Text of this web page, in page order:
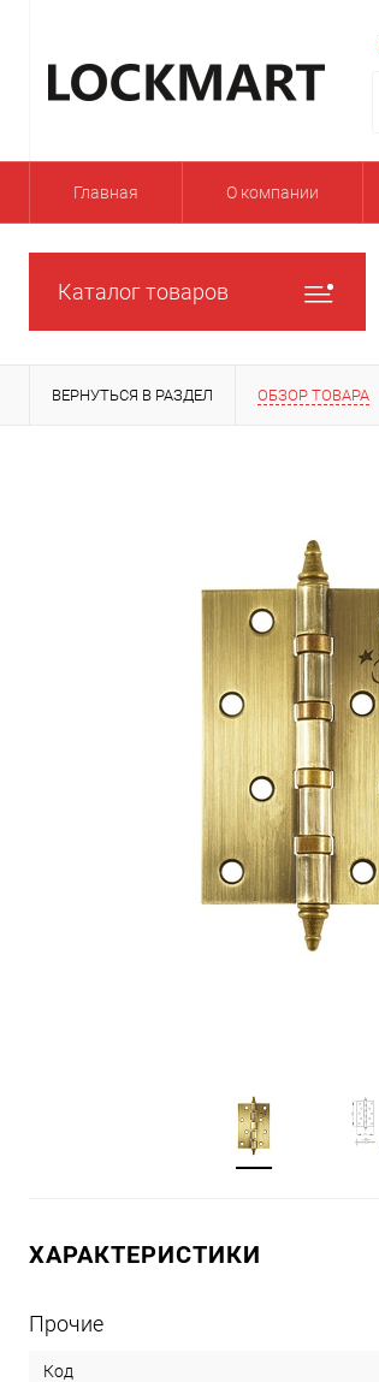
Главная О компании
Каталог товаров
ВЕРНУТЬСЯ В РАЗДЕЛ ОБЗОР ТОВАРА
ХАРАКТЕРИСТИКИ
Прочие
Код